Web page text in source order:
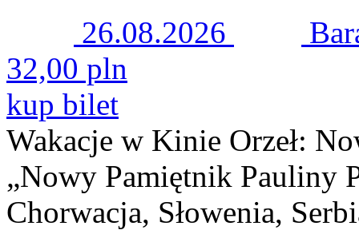
26.08.2026
32,00 pln
kup bilet
Wakacje w Kinie Orzeł:
„Nowy Pamiętnik Pauliny
Chorwacja, Słowenia,